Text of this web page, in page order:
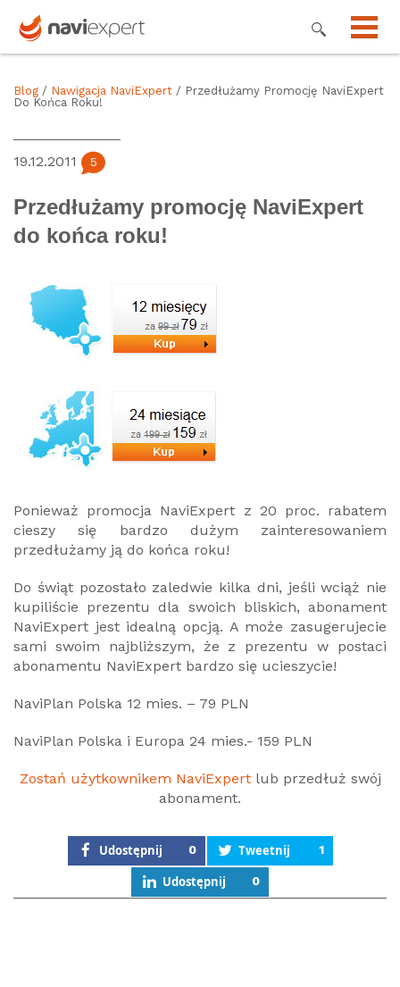
Blog / Nawigacja NaviExpert / Przedłużamy Promocję NaviExpert
Do Końca Roku!
19.12.2011 5
Przedłużamy promocję NaviExpert
do końca roku!
Ponieważ promocja NaviExpert z 20 proc. rabatem
cieszy się bardzo dużym zainteresowaniem
przedłużamy ją do końca roku!
Do świąt pozostało zaledwie kilka dni, jeśli wciąż nie
kupiliście prezentu dla swoich bliskich, abonament
NaviExpert jest idealną opcją. A może zasugerujecie
sami swoim najbliższym, że z prezentu w postaci
abonamentu NaviExpert bardzo się ucieszycie!
NaviPlan Polska 12 mies. – 79 PLN
NaviPlan Polska i Europa 24 mies.- 159 PLN
Zostań użytkownikem NaviExpert lub przedłuż swój
abonament.
Udostępnij 0 Tweetnij 1
Udostępnij 0